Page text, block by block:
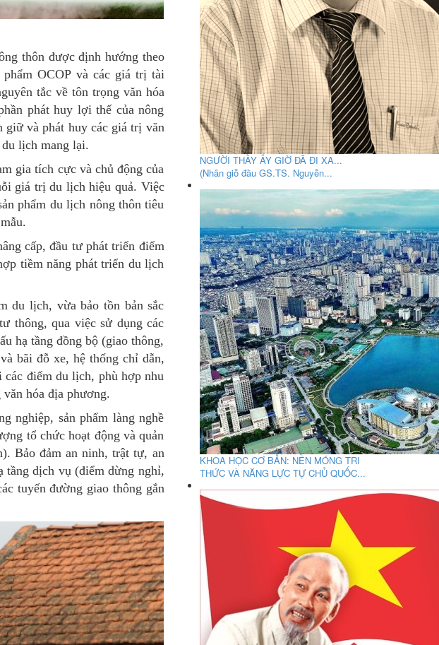
thôn được định hướng theo
OCOP và các giá trị tài
tắc về tôn trọng văn hóa
phát huy lợi thế của nông
giữ và phát huy các giá trị văn
lịch mang lại.
gia tích cực và chủ động của
giá trị du lịch hiệu quả. Việc
phẩm du lịch nông thôn tiêu
cấp, đầu tư phát triển điểm
tiềm năng phát triển du lịch
du lịch, vừa bảo tồn bản sắc
thông, qua việc sử dụng các
hạ tầng đồng bộ (giao thông,
bãi đỗ xe, hệ thống chỉ dẫn,
điểm du lịch, phù hợp nhu
hóa địa phương.
nghiệp, sản phẩm làng nghề
tổ chức hoạt động và quản
Bảo đảm an ninh, trật tự, an
tầng dịch vụ (điểm dừng nghỉ,
tuyến đường giao thông gắn
NGƯỜI THẦY ẤY GIỜ ĐÃ ĐI XA...
(Nhân giỗ đầu GS.TS. Nguyễn...
KHOA HỌC CƠ BẢN: NỀN MÓNG TRI
THỨC VÀ NĂNG LỰC TỰ CHỦ QUỐC...